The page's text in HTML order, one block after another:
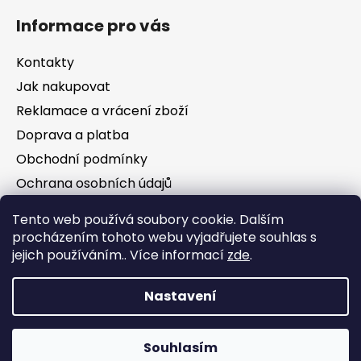
Tento web používá soubory cookie. Dalším
procházením tohoto webu vyjadřujete souhlas s
jejich používáním.. Více informací zde.
Nastavení
Souhlasím
Informace pro vás
Kontakty
Jak nakupovat
Reklamace a vrácení zboží
Doprava a platba
Obchodní podmínky
Ochrana osobních údajů
Facebook
Vytvořil Shoptet
Jezírka Kezoj